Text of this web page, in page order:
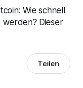
Wie schnell
werden? Dieser
Teilen